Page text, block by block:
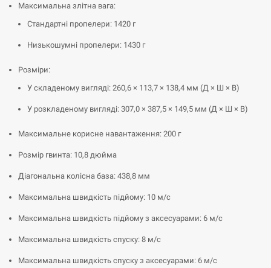
Максимальна злітна вага:
Стандартні пропелери: 1420 г
Низькошумні пропелери: 1430 г
Розміри:
У складеному вигляді: 260,6 × 113,7 × 138,4 мм (Д × Ш × В)
У розкладеному вигляді: 307,0 × 387,5 × 149,5 мм (Д × Ш × В)
Максимальне корисне навантаження: 200 г
Розмір гвинта: 10,8 дюйма
Діагональна колісна база: 438,8 мм
Максимальна швидкість підйому: 10 м/с
Максимальна швидкість підйому з аксесуарами: 6 м/с
Максимальна швидкість спуску: 8 м/с
Максимальна швидкість спуску з аксесуарами: 6 м/с